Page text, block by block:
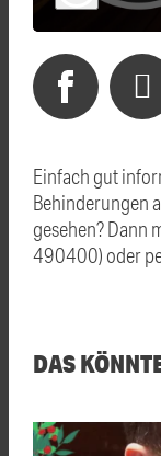
Einfach gut
Behinderungen
gesehen? Dann
490400) oder
DAS